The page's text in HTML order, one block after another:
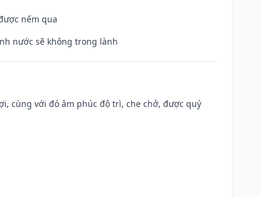
nếm qua
nước sẽ không trong lành
cùng với đó âm phúc độ trì, che chở, được quý